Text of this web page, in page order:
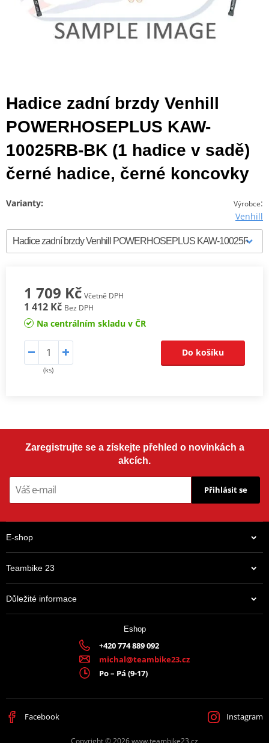
Hadice zadní brzdy Venhill
POWERHOSEPLUS KAW-
10025RB-BK (1 hadice v sadě)
černé hadice, černé koncovky
Výrobce:
Venhill
Varianty:
1 709 Kč Včetně DPH
1 412 Kč Bez DPH
Na centrálním skladu v ČR
(ks)
Do košíku
Zaregistrujte se a získejte přehled o novinkách a
akcích.
Přihlásit se
E-shop
Teambike 23
Důležité informace
Eshop
+420 774 889 092
michal@teambike23.cz
Po – Pá (9-17)
Facebook Instagram
Copyright © 2026 www.teambike23.cz